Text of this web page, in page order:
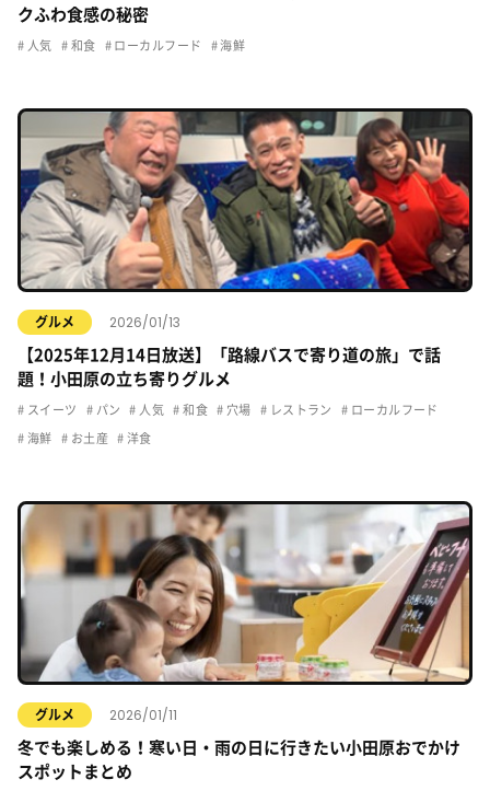
クふわ食感の秘密
人気 和食 ローカルフード 海鮮
グルメ 2026/01/13
【2025年12月14日放送】「路線バスで寄り道の旅」で話
題！小田原の立ち寄りグルメ
スイーツ パン 人気 和食 穴場 レストラン ローカルフード
海鮮 お土産 洋食
グルメ 2026/01/11
冬でも楽しめる！寒い日・雨の日に行きたい小田原おでかけ
スポットまとめ